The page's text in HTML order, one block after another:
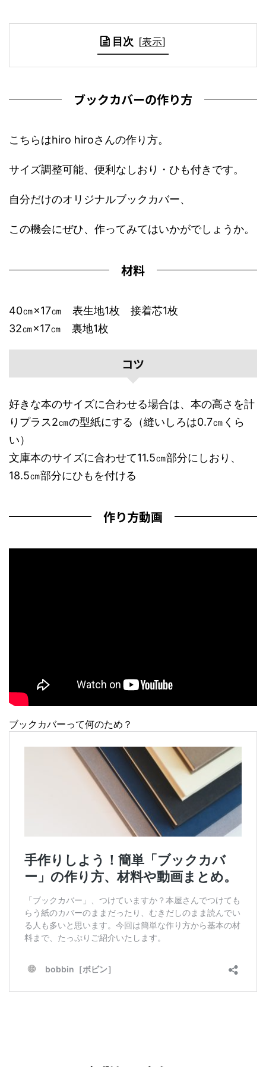
目次 [表示]
ブックカバーの作り方
こちらはhiro hiroさんの作り方。
サイズ調整可能、便利なしおり・ひも付きです。
自分だけのオリジナルブックカバー、
この機会にぜひ、作ってみてはいかがでしょうか。
材料
40㎝×17㎝ 表生地1枚 接着芯1枚
32㎝×17㎝ 裏地1枚
コツ
好きな本のサイズに合わせる場合は、本の高さを計
りプラス2㎝の型紙にする（縫いしろは0.7㎝くら
い）
文庫本のサイズに合わせて11.5㎝部分にしおり、
18.5㎝部分にひもを付ける
作り方動画
ブックカバーって何のため？